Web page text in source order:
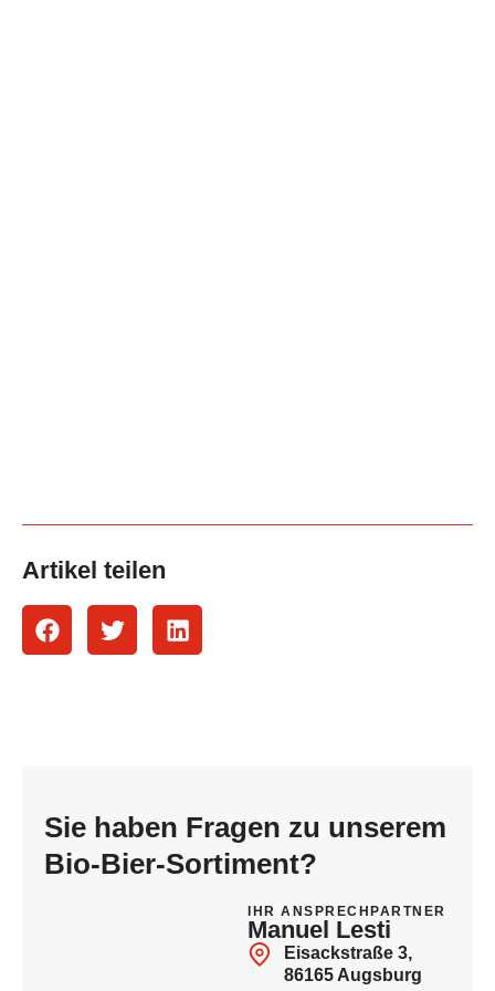
Artikel teilen
Sie haben Fragen zu unserem
Bio-Bier-Sortiment?
IHR ANSPRECHPARTNER
Manuel Lesti
Eisackstraße 3,
86165 Augsburg